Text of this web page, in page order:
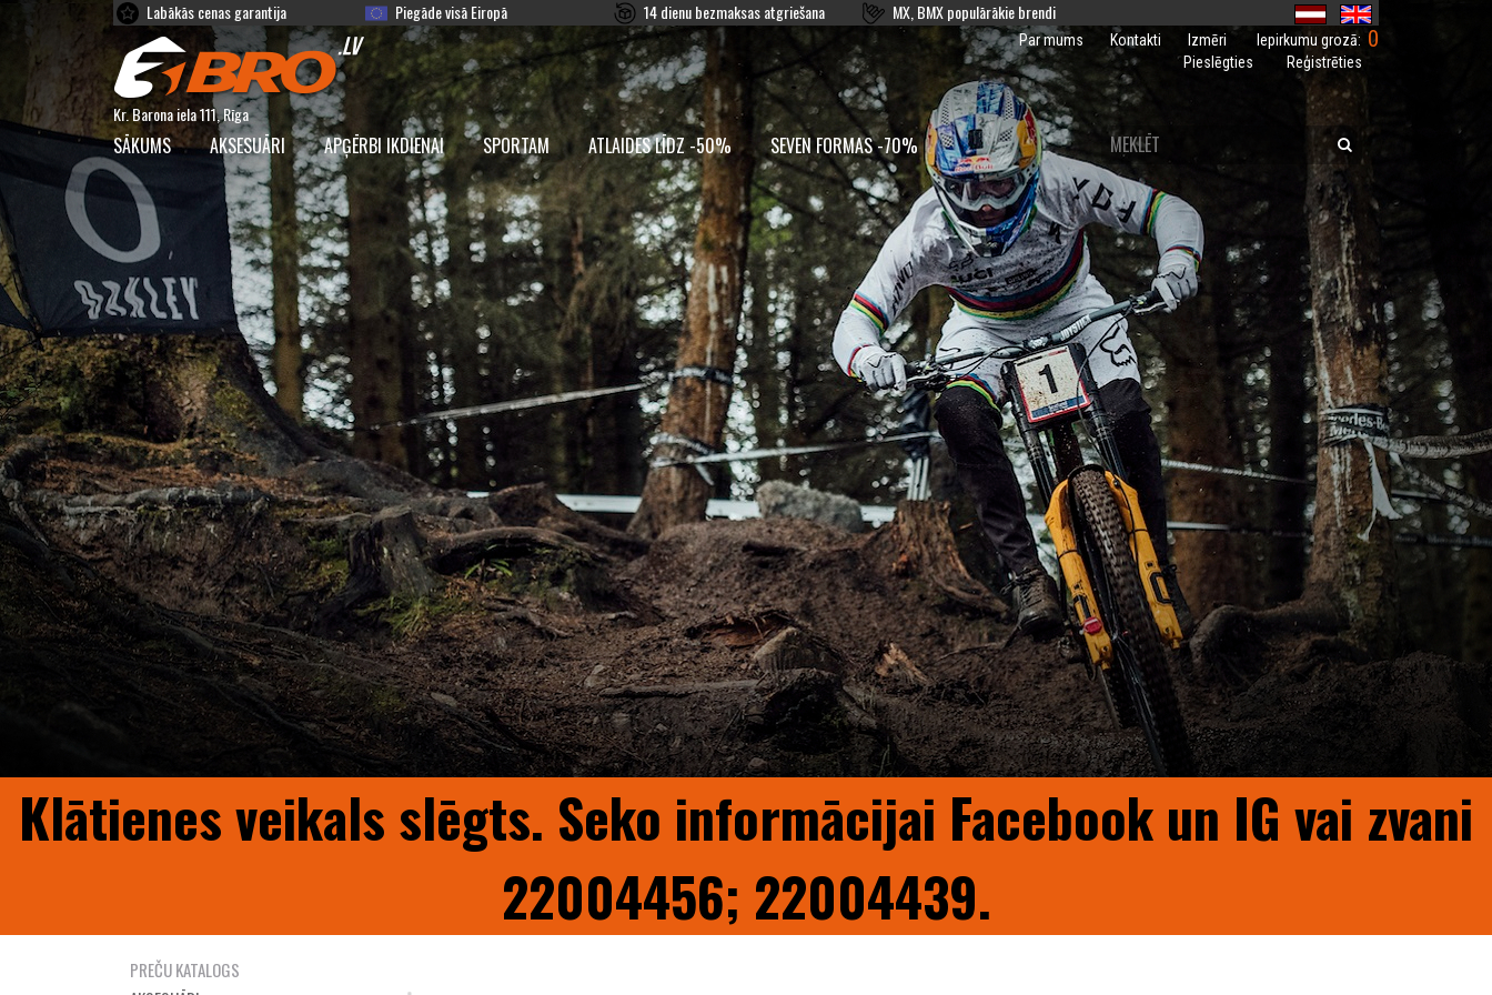
Labākās cenas garantija Piegāde visā Eiropā 14 dienu bezmaksas atgriešana MX, BMX populārākie brendi
Kr. Barona iela 111, Rīga
Iepirkumu grozā: 0
Par mums Kontakti
Izmēri
Pieslēgties
Reģistrēties
SĀKUMS AKSESUĀRI APĢĒRBI IKDIENAI SPORTAM ATLAIDES LĪDZ -50% SEVEN FORMAS -70%
Klātienes veikals slēgts. Seko informācijai Facebook un IG vai zvani
22004456; 22004439.
PREČU KATALOGS